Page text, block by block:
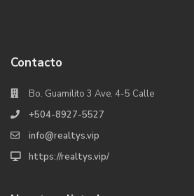
Contacto
Bo. Guamilito 3 Ave. 4-5 Calle
+504-8927-5527
info@realtys.vip
https://realtys.vip/